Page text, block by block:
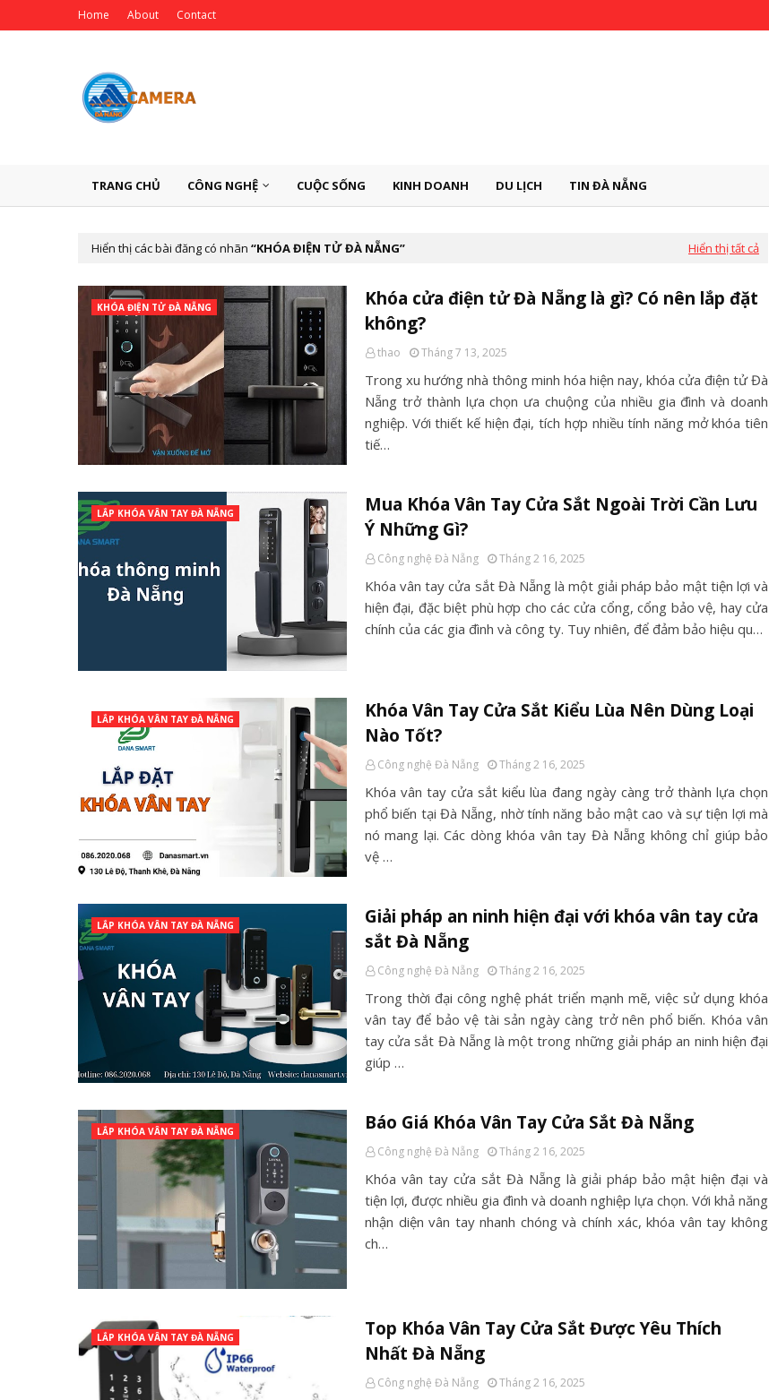
Home About Contact
TRANG CHỦ CÔNG NGHỆ CUỘC SỐNG KINH DOANH DU LỊCH TIN ĐÀ NẴNG
Hiển thị các bài đăng có nhãn KHÓA ĐIỆN TỬ ĐÀ NẴNG Hiển thị tất cả
KHÓA ĐIỆN TỬ ĐÀ NẴNG
Khóa cửa điện tử Đà Nẵng là gì? Có nên lắp đặt
không?
thao Tháng 7 13, 2025
Trong xu hướng nhà thông minh hóa hiện nay, khóa cửa điện tử Đà
Nẵng trở thành lựa chọn ưa chuộng của nhiều gia đình và doanh
nghiệp. Với thiết kế hiện đại, tích hợp nhiều tính năng mở khóa tiên
tiế…
LẮP KHÓA VÂN TAY ĐÀ NẴNG
Mua Khóa Vân Tay Cửa Sắt Ngoài Trời Cần Lưu
Ý Những Gì?
Công nghệ Đà Nẵng Tháng 2 16, 2025
Khóa vân tay cửa sắt Đà Nẵng là một giải pháp bảo mật tiện lợi và
hiện đại, đặc biệt phù hợp cho các cửa cổng, cổng bảo vệ, hay cửa
chính của các gia đình và công ty. Tuy nhiên, để đảm bảo hiệu qu…
LẮP KHÓA VÂN TAY ĐÀ NẴNG
Khóa Vân Tay Cửa Sắt Kiểu Lùa Nên Dùng Loại
Nào Tốt?
Công nghệ Đà Nẵng Tháng 2 16, 2025
Khóa vân tay cửa sắt kiểu lùa đang ngày càng trở thành lựa chọn
phổ biến tại Đà Nẵng, nhờ tính năng bảo mật cao và sự tiện lợi mà
nó mang lại. Các dòng khóa vân tay Đà Nẵng không chỉ giúp bảo
vệ …
LẮP KHÓA VÂN TAY ĐÀ NẴNG
Giải pháp an ninh hiện đại với khóa vân tay cửa
sắt Đà Nẵng
Công nghệ Đà Nẵng Tháng 2 16, 2025
Trong thời đại công nghệ phát triển mạnh mẽ, việc sử dụng khóa
vân tay để bảo vệ tài sản ngày càng trở nên phổ biến. Khóa vân
tay cửa sắt Đà Nẵng là một trong những giải pháp an ninh hiện đại
giúp …
LẮP KHÓA VÂN TAY ĐÀ NẴNG Báo Giá Khóa Vân Tay Cửa Sắt Đà Nẵng
Công nghệ Đà Nẵng Tháng 2 16, 2025
Khóa vân tay cửa sắt Đà Nẵng là giải pháp bảo mật hiện đại và
tiện lợi, được nhiều gia đình và doanh nghiệp lựa chọn. Với khả năng
nhận diện vân tay nhanh chóng và chính xác, khóa vân tay không
ch…
LẮP KHÓA VÂN TAY ĐÀ NẴNG
Top Khóa Vân Tay Cửa Sắt Được Yêu Thích
Nhất Đà Nẵng
Công nghệ Đà Nẵng Tháng 2 16, 2025